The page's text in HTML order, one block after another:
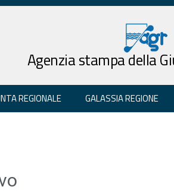
Agenzia stampa della
REGIONALE GALASSIA REGIONE